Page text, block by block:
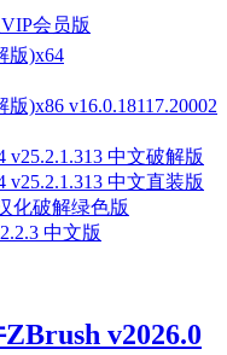
会员版
版)x64
)x86 v16.0.18117.20002
v25.2.1.313 中文破解版
v25.2.1.313 中文直装版
化破解绿色版
中文版
v2026.0